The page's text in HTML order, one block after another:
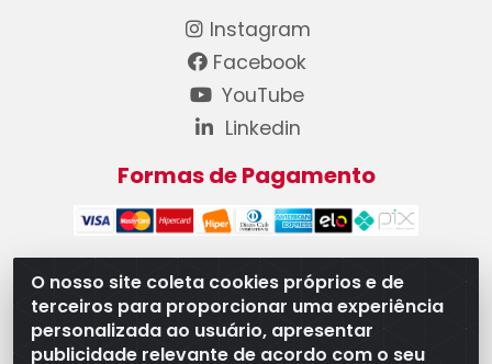
O nosso site coleta cookies próprios e de
terceiros para proporcionar uma experiência
personalizada ao usuário, apresentar
publicidade relevante de acordo com o seu
Instagram
Facebook
YouTube
Linkedin
Formas de Pagamento
WB Componentes Automotivos LTDA - CNPJ
08.528.393/0001-12 - Rua do Níquel, 667 - Parque
Oeste Industrial, Goiânia/GO - CEP 74375-660